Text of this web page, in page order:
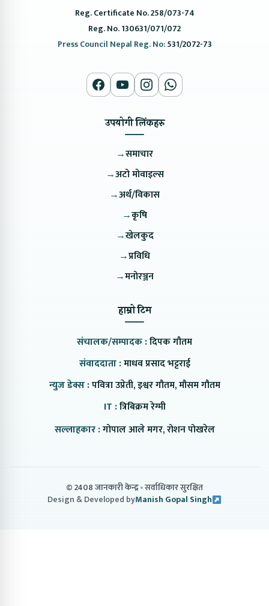
Reg. Certificate No. 258/073-74
Reg. No. 130631/071/072
Press Council Nepal Reg. No:531/2072-73
उपयोगी लिंकहरु
→समाचार
→अटो मोवाइल्स
→अर्थ/विकास
→कृषि
→खेलकुद
→प्रविधि
→मनोरञ्जन
हाम्रो टिम
संचालक/सम्पादक :दिपक गौतम
संवाददाता :माधव प्रसाद भट्टराई
न्युज डेक्स :पवित्रा उप्रेती, इश्वर गौतम, मौसम गौतम
IT :त्रिबिक्रम रेग्मी
सल्लाहकार :गोपाल आले मगर, रोशन पोखरेल
© 2408 जानकारी केन्द्र सर्वाधिकार सुरक्षित
Design & Developed byManish Gopal Singh